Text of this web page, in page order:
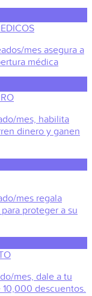
mes asegura a
médica
mes, habilita
dinero y ganen
mes regala
proteger a su
mes, dale a tu
descuentos.